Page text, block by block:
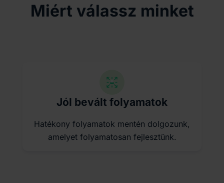
Miért válassz minket
Jól bevált folyamatok
Hatékony folyamatok mentén dolgozunk,
amelyet folyamatosan fejlesztünk.